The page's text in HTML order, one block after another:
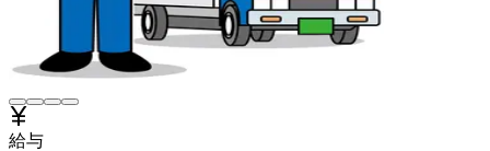
給与